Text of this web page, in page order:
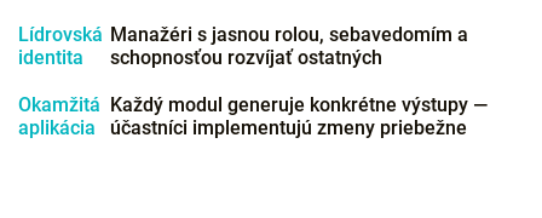
Lídrovská
identita
Manažéri s jasnou rolou, sebavedomím a
schopnosťou rozvíjať ostatných
Okamžitá
aplikácia
Každý modul generuje konkrétne výstupy —
účastníci implementujú zmeny priebežne